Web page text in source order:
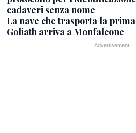
cadaveri senza nome
La nave che trasporta la
Goliath arriva a Monfalcone